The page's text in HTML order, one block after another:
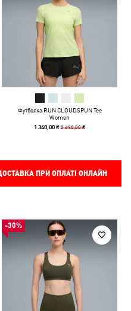
Футболка RUN CLOUDSPUN Tee
Women
1 340,00 ₴2 690,00 ₴
ПРИ ОПЛАТІ ОНЛАЙН
-30%